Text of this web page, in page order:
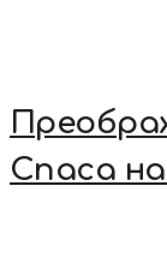
Спаса